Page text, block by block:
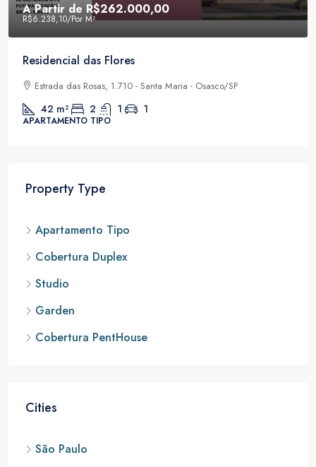
A Partir de R$262.000,00
R$6.238,10/Por M²
Residencial das Flores
Estrada das Rosas, 1.710 - Santa Maria - Osasco/SP
42 m² 2 1 1
APARTAMENTO TIPO
Property Type
Apartamento Tipo
Cobertura Duplex
Studio
Garden
Cobertura PentHouse
Cities
São Paulo